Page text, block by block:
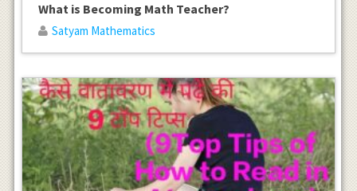
What is Becoming Math Teacher?
Satyam Mathematics